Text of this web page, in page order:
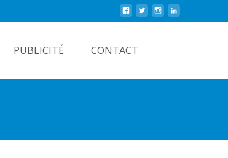
PUBLICITÉ CONTACT